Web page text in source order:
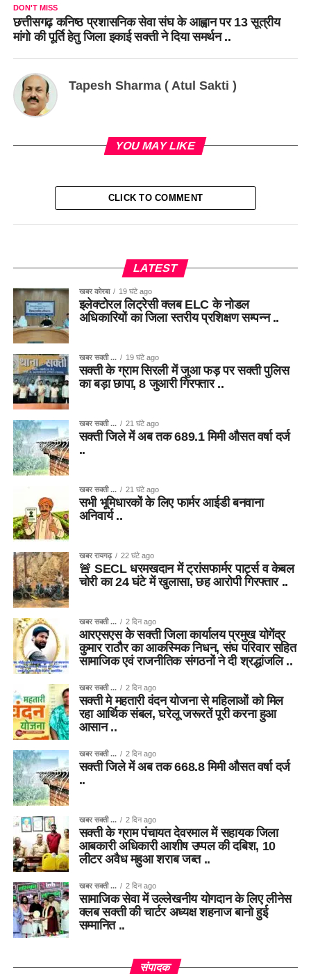
DON'T MISS
छत्तीसगढ़ कनिष्ठ प्रशासनिक सेवा संघ के आह्वान पर 13 सूत्रीय
मांगो की पूर्ति हेतु जिला इकाई सक्ती ने दिया समर्थन ..
Tapesh Sharma ( Atul Sakti )
YOU MAY LIKE
CLICK TO COMMENT
LATEST
खबर कोरबा 19 घंटे ago
इलेक्टोरल लिट्रेसी क्लब ELC के नोडल
अधिकारियों का जिला स्तरीय प्रशिक्षण सम्पन्न ..
खबर सक्ती ... 19 घंटे ago
सक्ती के ग्राम सिरली में जुआ फड़ पर सक्ती पुलिस
का बड़ा छापा, 8 जुआरी गिरफ्तार ..
खबर सक्ती ... 21 घंटे ago
सक्ती जिले में अब तक 689.1 मिमी औसत वर्षा दर्ज
..
खबर सक्ती ... 21 घंटे ago
सभी भूमिधारकों के लिए फार्मर आईडी बनवाना
अनिवार्य ..
खबर रायगढ़ 22 घंटे ago
🚨 SECL धरमखदान में ट्रांसफार्मर पार्ट्स व केबल
चोरी का 24 घंटे में खुलासा, छह आरोपी गिरफ्तार ..
खबर सक्ती ... 2 दिन ago
आरएसएस के सक्ती जिला कार्यालय प्रमुख योगेंद्र
कुमार राठौर का आकस्मिक निधन, संघ परिवार सहित
सामाजिक एवं राजनीतिक संगठनों ने दी श्रद्धांजलि ..
खबर सक्ती ... 2 दिन ago
सक्ती मे महतारी वंदन योजना से महिलाओं को मिल
रहा आर्थिक संबल, घरेलू जरूरतें पूरी करना हुआ
आसान ..
खबर सक्ती ... 2 दिन ago
सक्ती जिले में अब तक 668.8 मिमी औसत वर्षा दर्ज
..
खबर सक्ती ... 2 दिन ago
सक्ती के ग्राम पंचायत देवरमाल में सहायक जिला
आबकारी अधिकारी आशीष उप्पल की दबिश, 10
लीटर अवैध महुआ शराब जब्त ..
खबर सक्ती ... 2 दिन ago
सामाजिक सेवा में उल्लेखनीय योगदान के लिए लीनेस
क्लब सक्ती की चार्टर अध्यक्ष शहनाज बानो हुई
सम्मानित ..
संपादक